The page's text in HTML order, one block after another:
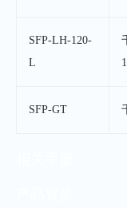
SFP-LH-120-
L
SFP-GT